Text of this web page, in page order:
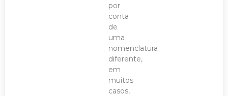
por
conta
de
uma
nomenclatura
diferente,
em
muitos
casos,